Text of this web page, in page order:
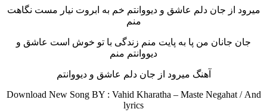
میرود از جان دلم عاشق و دیووانتم خم به ابروت نیار مست نگاهت
منم
جان جانان من پا به پایت منم زندگی با تو خوش است عاشق و
دیووانتم منم
آهنگ میرود از جان دلم عاشق و دیووانتم
Download New Song BY : Vahid Kharatha – Maste Negahat / And
lyrics